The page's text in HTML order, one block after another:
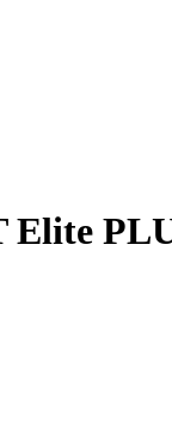
Elite